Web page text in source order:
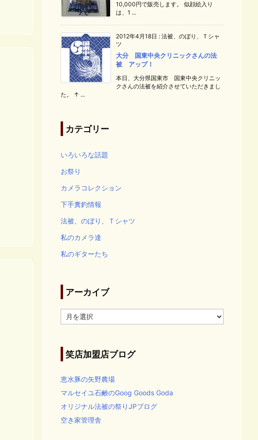
10,000円で販売します。 似顔絵入り
は、1 ...
2012年4月18日 : 法被、のぼり、Ｔシャ
ツ
大分 国東中央クリニックさんの法
被 アップ！
本日、大分県国東市 国東中央クリニッ
クさんの法被を紹介させていただきまし
た。 ↑ ...
カテゴリー
いろいろな話題
お祭り
カメラコレクション
下手糞釣情報
法被、のぼり、Ｔシャツ
私のカメラ達
私のギターたち
アーカイブ
ー
ブ笑店加盟店ブログ
恵水豚の矢野農場
マルセイユ石鹸のGoog Goods Goda
オリジナル法被の祭りJPブログ
空き家管理舎